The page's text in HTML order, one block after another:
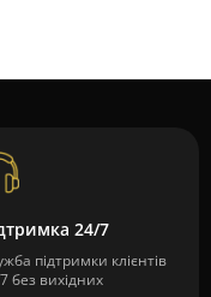
24/7
підтримки клієнтів
без вихідних